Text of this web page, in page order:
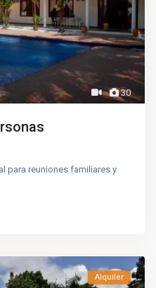
30
para reuniones familiares y
Alquiler